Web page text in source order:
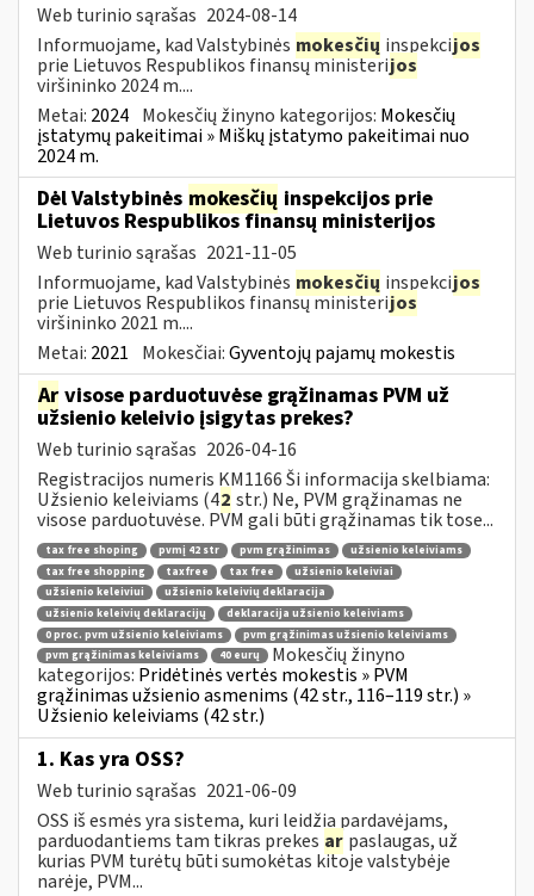
Web turinio sąrašas 2024-08-14
Informuojame, kad Valstybinės mokesčių inspekcijos
prie Lietuvos Respublikos finansų ministerijos
viršininko 2024 m....
Metai: 2024 Mokesčių žinyno kategorijos: Mokesčių
įstatymų pakeitimai » Miškų įstatymo pakeitimai nuo
2024 m.
Dėl Valstybinės mokesčių inspekcijos prie
Lietuvos Respublikos finansų ministerijos
Web turinio sąrašas 2021-11-05
Informuojame, kad Valstybinės mokesčių inspekcijos
prie Lietuvos Respublikos finansų ministerijos
viršininko 2021 m....
Metai: 2021 Mokesčiai:Gyventojų pajamų mokestis
Ar visose parduotuvėse grąžinamas PVM už
užsienio keleivio įsigytas prekes?
Web turinio sąrašas 2026-04-16
Registracijos numeris KM1166 Ši informacija skelbiama:
Užsienio keleiviams (42 str.) Ne, PVM grąžinamas ne
visose parduotuvėse. PVM gali būti grąžinamas tik tose...
tax free shoping pvmį 42 str pvm grąžinimas
užsienio keleiviams
tax free shopping
taxfree tax free
užsienio keleiviai
užsienio keleiviui
užsienio keleivių deklaracija
užsienio keleivių deklaracijų
deklaracija užsienio keleiviams
0 proc. pvm užsienio keleiviams
pvm grąžinimas užsienio keleiviams
pvm grąžinimas keleiviams
40 eurų
Mokesčių žinyno
kategorijos: Pridėtinės vertės mokestis » PVM
grąžinimas užsienio asmenims (42 str., 116–119 str.) »
Užsienio keleiviams (42 str.)
1. Kas yra OSS?
Web turinio sąrašas 2021-06-09
OSS iš esmės yra sistema, kuri leidžia pardavėjams,
parduodantiems tam tikras prekes ar paslaugas, už
kurias PVM turėtų būti sumokėtas kitoje valstybėje
narėje, PVM...